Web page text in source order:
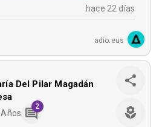
hace 22 días
adio.eus
Del Pilar Magadán
Años
2